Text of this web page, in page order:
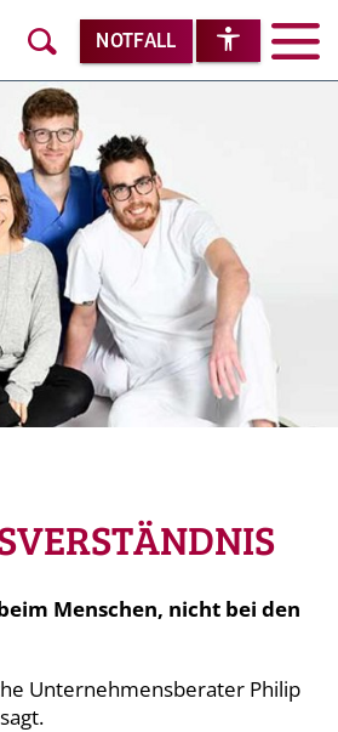
NOTFALL
Menschen, nicht bei den
Unternehmensberater Philip